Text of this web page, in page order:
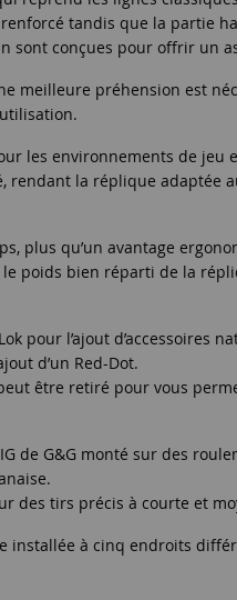
tandis que la partie
sont conçues pour offrir un
meilleure préhension est
les environnements de jeu
rendant la réplique
plus qu’un avantage
poids bien réparti de la
pour l’ajout
d’un Red-Dot.
être retiré pour vous
G&G monté sur des
des tirs précis à courte et
à cinq endroits